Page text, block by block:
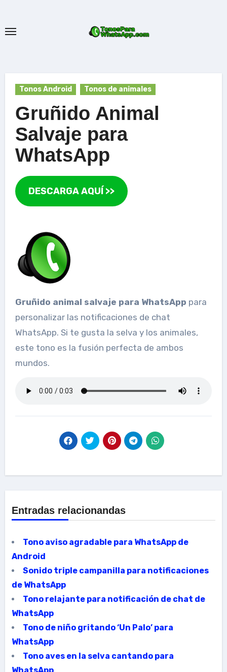
contenido
Tonos Android Tonos de animales
Gruñido Animal
Salvaje para
WhatsApp
DESCARGA AQUÍ >>
Gruñido animal salvaje para WhatsApp para
personalizar las notificaciones de chat
WhatsApp. Si te gusta la selva y los animales,
este tono es la fusión perfecta de ambos
mundos.
Entradas relacionandas
Tono aviso agradable para WhatsApp de
Android
Sonido triple campanilla para notificaciones
de WhatsApp
Tono relajante para notificación de chat de
WhatsApp
Tono de niño gritando ‘Un Palo’ para
WhatsApp
Tono aves en la selva cantando para
WhatsApp